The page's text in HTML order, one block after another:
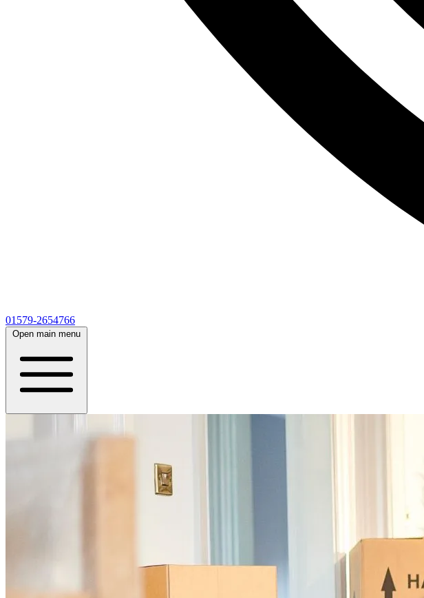
01579-2654766
Open main menu